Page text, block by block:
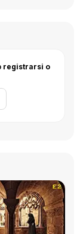
registrarsi o